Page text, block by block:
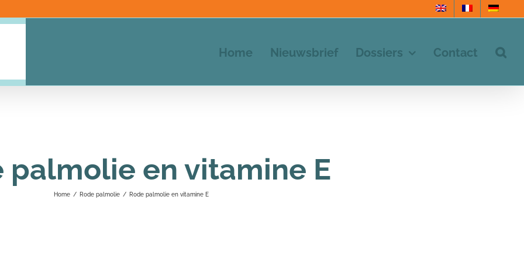
Home Nieuwsbrief Dossiers Contact
palmolie en vitamine E
Home / Rode palmolie / Rode palmolie en vitamine E